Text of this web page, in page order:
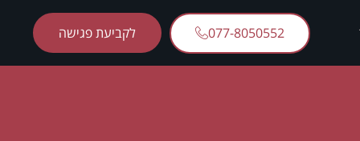
077-8050552 לקביעת פגישה